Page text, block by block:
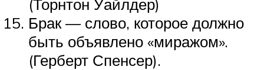
(Торнтон Уайлдер)
Брак — слово, которое должно
быть объявлено «миражом».
(Герберт Спенсер).